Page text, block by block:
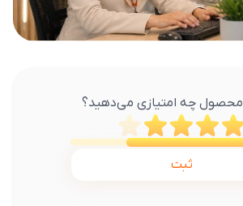
محصول چه امتیازی می‌دهید؟
ثبت